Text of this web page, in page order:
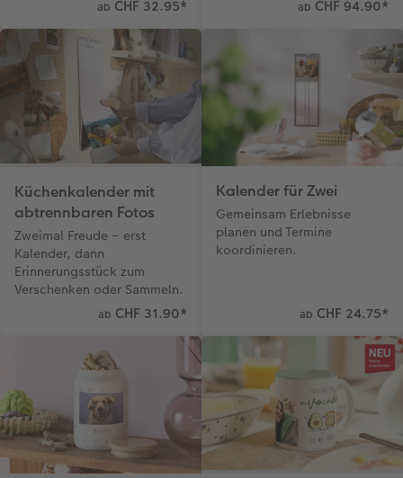
ab CHF 32.95* ab CHF 94.90*
Küchenkalender mit
abtrennbaren Fotos
Zweimal Freude – erst
Kalender, dann
Erinnerungsstück zum
Verschenken oder Sammeln.
ab CHF 31.90*
Kalender für Zwei
Gemeinsam Erlebnisse
planen und Termine
koordinieren.
ab CHF 24.75*